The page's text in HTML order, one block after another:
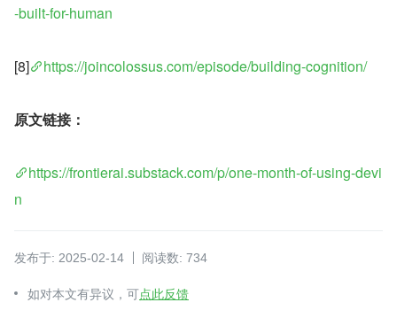
-built-for-human
[8] https://joincolossus.com/episode/building-cognition/
原文链接：
https://frontierai.substack.com/p/one-month-of-using-devi
n
发布于: 2025-02-14 阅读数: 734
如对本文有异议，可点此反馈